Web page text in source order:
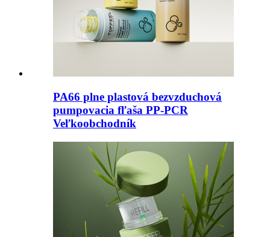
PA66 plne plastová bezvzduchová
pumpovacia fľaša PP-PCR
Veľkoobchodník